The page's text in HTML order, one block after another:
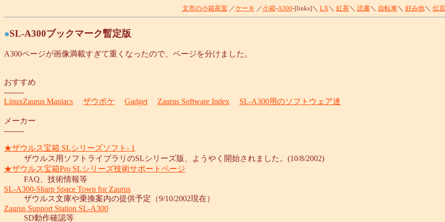
文市の小箱茶室 ／ケーキ ／小箱-A300-[links]＼ LX＼ 紅茶＼ 読書＼ 自転車＼ 好み他＼ 伝
●SL-A300ブックマーク暫定版
A300ページが画像満載すぎて重くなったので、ページを分けました。
おすすめ
--------
LinuxZaurus Maniacs
ザウポケ Gadget Zaurus Software Index SL-A300用のソフトウェア達
メーカー
--------
★ザウルス宝箱 SLシリーズソフト- 1
ザウルス用ソフトライブラリのSLシリーズ版、ようやく開始されました。(10/8/2002)
★ザウルス宝箱Pro SLシリーズ技術サポートページ
FAQ、技術情報等
SL-A300-Sharp Space Town for Zaurus
ザウルス文庫や乗換案内の提供予定（9/10/2002現在）
Zaurus Support Station SL-A300
SD動作確認等